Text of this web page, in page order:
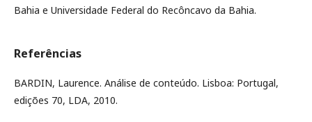
Bahia e Universidade Federal do Recôncavo da Bahia.
Referências
BARDIN, Laurence. Análise de conteúdo. Lisboa: Portugal,
edições 70, LDA, 2010.